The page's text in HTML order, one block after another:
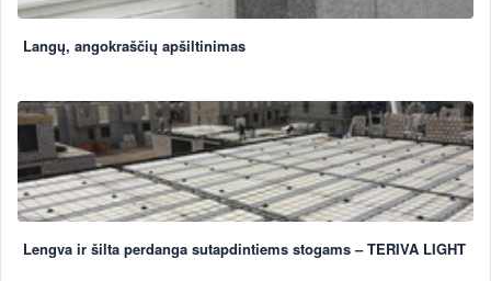
Langų, angokraščių apšiltinimas
Lengva ir šilta perdanga sutapdintiems stogams – TERIVA LIGHT